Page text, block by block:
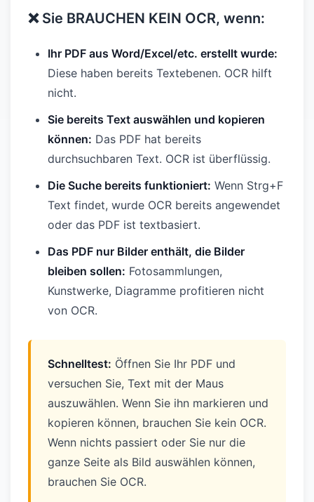
❌ Sie BRAUCHEN KEIN OCR, wenn:
Ihr PDF aus Word/Excel/etc. erstellt wurde:
Diese haben bereits Textebenen. OCR hilft
nicht.
Sie bereits Text auswählen und kopieren
können: Das PDF hat bereits
durchsuchbaren Text. OCR ist überflüssig.
Die Suche bereits funktioniert: Wenn Strg+F
Text findet, wurde OCR bereits angewendet
oder das PDF ist textbasiert.
Das PDF nur Bilder enthält, die Bilder
bleiben sollen: Fotosammlungen,
Kunstwerke, Diagramme profitieren nicht
von OCR.
Schnelltest: Öffnen Sie Ihr PDF und
versuchen Sie, Text mit der Maus
auszuwählen. Wenn Sie ihn markieren und
kopieren können, brauchen Sie kein OCR.
Wenn nichts passiert oder Sie nur die
ganze Seite als Bild auswählen können,
brauchen Sie OCR.